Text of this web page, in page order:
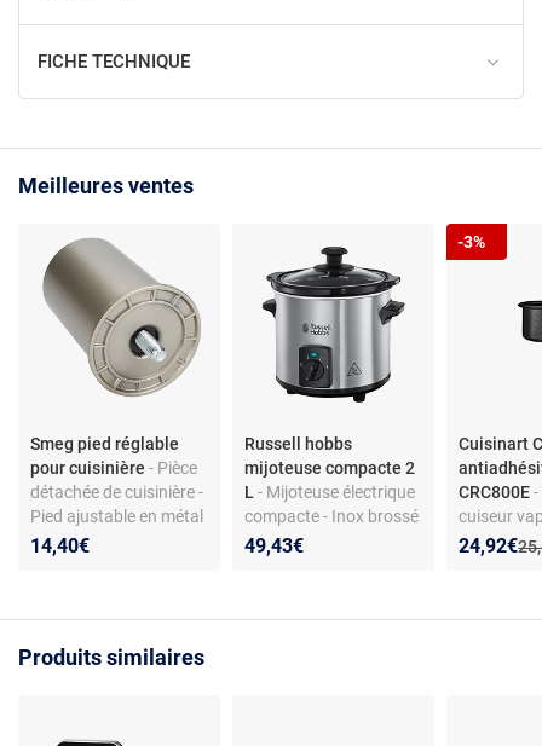
FICHE TECHNIQUE
Meilleures ventes
Smeg pied réglable
pour cuisinière - Pièce
détachée de cuisinière -
Pied ajustable en métal
- Finition inox -
14,40€
Russell hobbs
mijoteuse compacte 2
L- Mijoteuse électrique
compacte - Inox brossé
- 145 W - Cuve
49,43€
Cuisinart
CRC800E
cuiseur
riz/pâtes -
Nouveau
24,92€
-3%
Produits similaires